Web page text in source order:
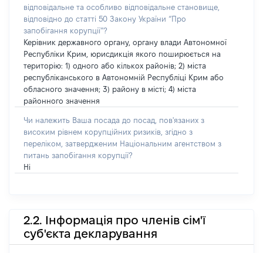
відповідальне та особливо відповідальне становище,
відповідно до статті 50 Закону України “Про
запобігання корупції”?
Керівник державного органу, органу влади Автономної
Республіки Крим, юрисдикція якого поширюється на
територію: 1) одного або кількох районів; 2) міста
республіканського в Автономній Республіці Крим або
обласного значення; 3) району в місті; 4) міста
районного значення
Чи належить Ваша посада до посад, пов'язаних з
високим рівнем корупційних ризиків, згідно з
переліком, затвердженим Національним агентством з
питань запобігання корупції?
Ні
2.2. Інформація про членів сім'ї
суб'єкта декларування